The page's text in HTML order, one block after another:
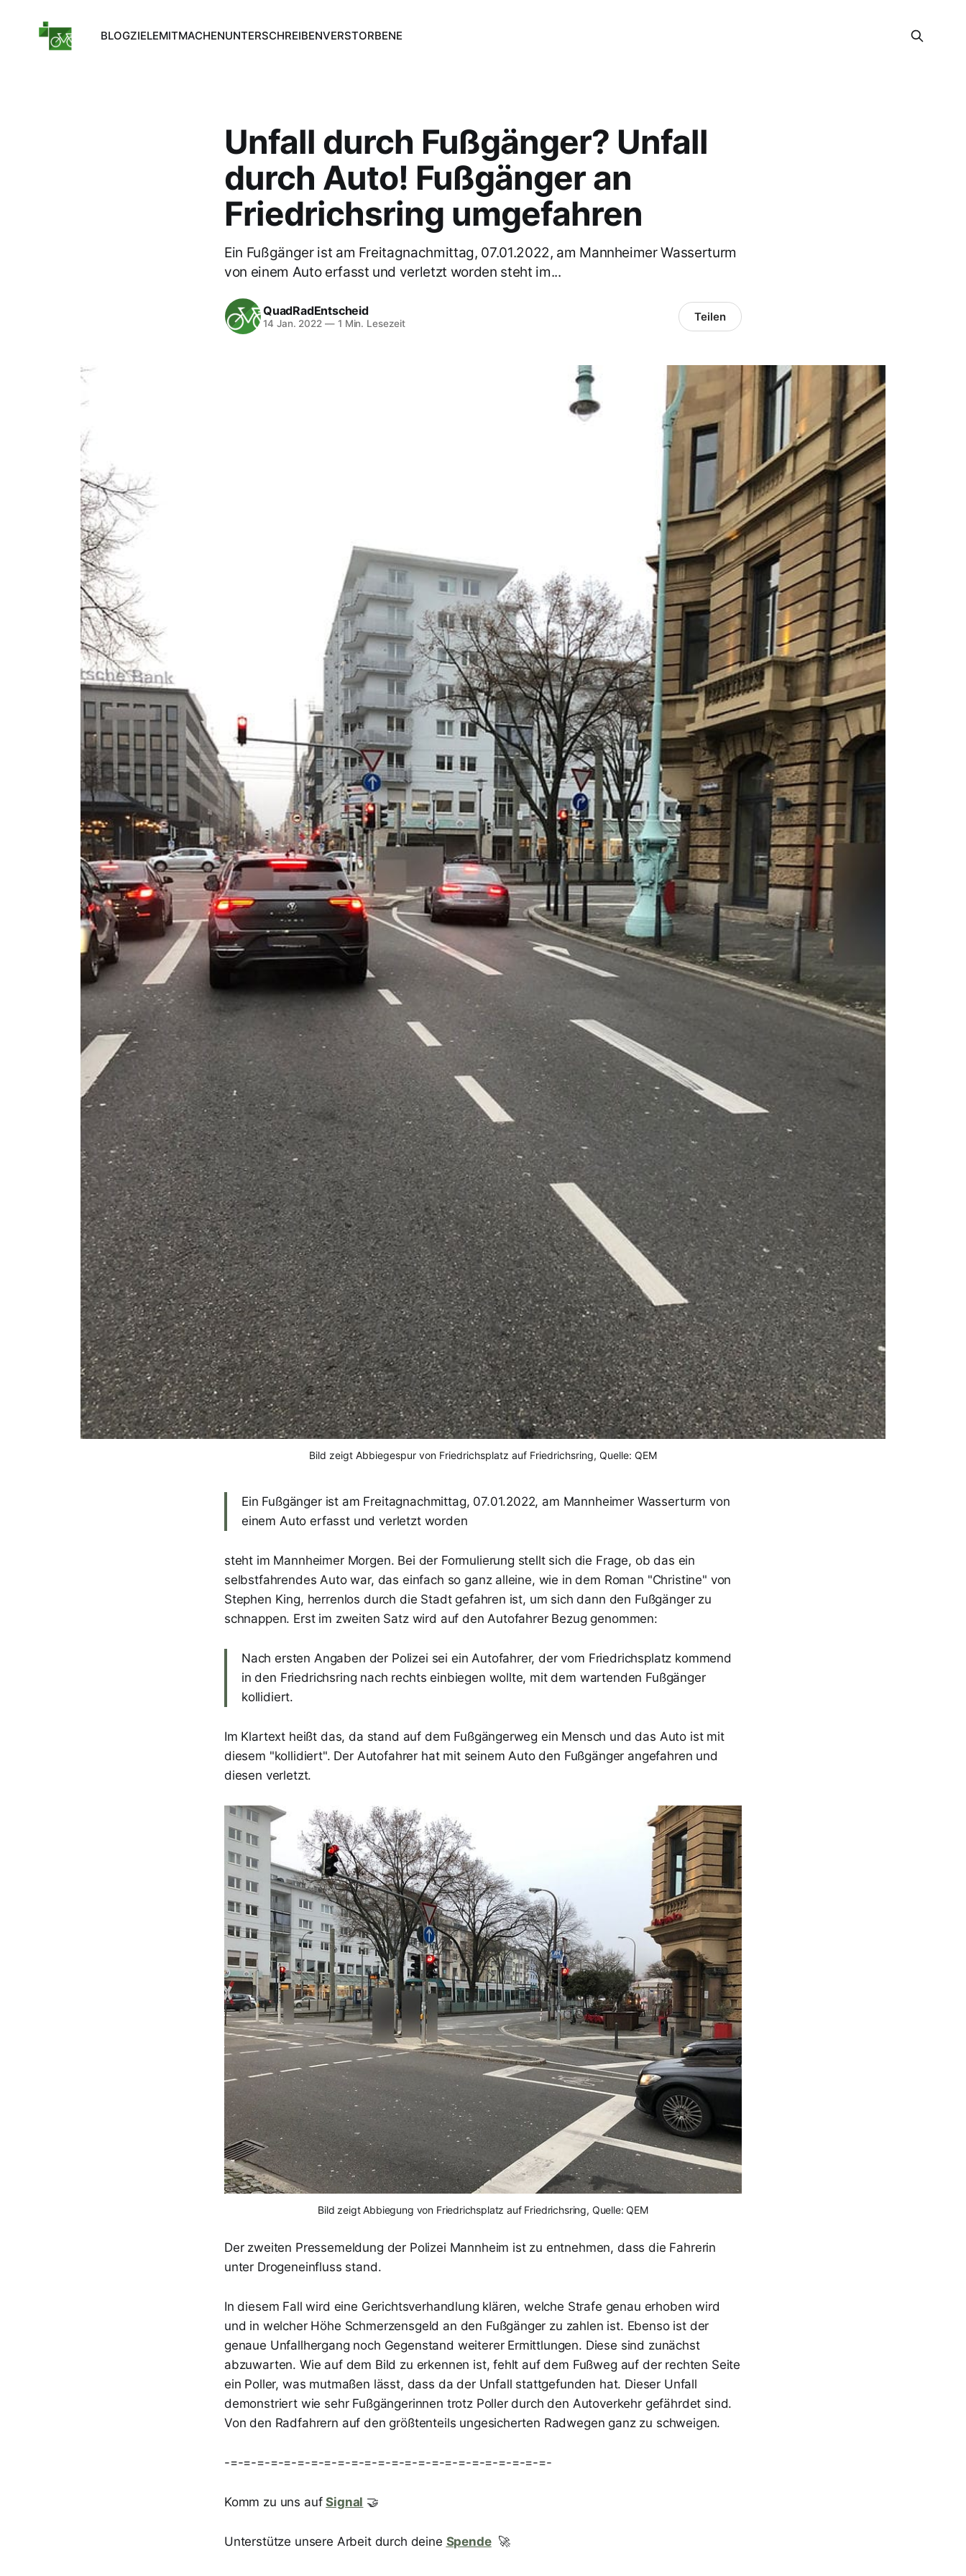
BLOGZIELEMITMACHENUNTERSCHREIBENVERSTORBENE
Unfall durch Fußgänger? Unfall
durch Auto! Fußgänger an
Friedrichsring umgefahren
Ein Fußgänger ist am Freitagnachmittag, 07.01.2022, am Mannheimer Wasserturm
von einem Auto erfasst und verletzt worden steht im...
QuadRadEntscheid
14 Jan. 2022 —1 Min. Lesezeit Teilen
Bild zeigt Abbiegespur von Friedrichsplatz auf Friedrichsring, Quelle: QEM
Ein Fußgänger ist am Freitagnachmittag, 07.01.2022, am Mannheimer Wasserturm von
einem Auto erfasst und verletzt worden
steht im Mannheimer Morgen. Bei der Formulierung stellt sich die Frage, ob das ein
selbstfahrendes Auto war, das einfach so ganz alleine, wie in dem Roman "Christine" von
Stephen King, herrenlos durch die Stadt gefahren ist, um sich dann den Fußgänger zu
schnappen. Erst im zweiten Satz wird auf den Autofahrer Bezug genommen:
Nach ersten Angaben der Polizei sei ein Autofahrer, der vom Friedrichsplatz kommend
in den Friedrichsring nach rechts einbiegen wollte, mit dem wartenden Fußgänger
kollidiert.
Im Klartext heißt das, da stand auf dem Fußgängerweg ein Mensch und das Auto ist mit
diesem "kollidiert". Der Autofahrer hat mit seinem Auto den Fußgänger angefahren und
diesen verletzt.
Bild zeigt Abbiegung von Friedrichsplatz auf Friedrichsring, Quelle: QEM
Der zweiten Pressemeldung der Polizei Mannheim ist zu entnehmen, dass die Fahrerin
unter Drogeneinfluss stand.
In diesem Fall wird eine Gerichtsverhandlung klären, welche Strafe genau erhoben wird
und in welcher Höhe Schmerzensgeld an den Fußgänger zu zahlen ist. Ebenso ist der
genaue Unfallhergang noch Gegenstand weiterer Ermittlungen. Diese sind zunächst
abzuwarten. Wie auf dem Bild zu erkennen ist, fehlt auf dem Fußweg auf der rechten Seite
ein Poller, was mutmaßen lässt, dass da der Unfall stattgefunden hat. Dieser Unfall
demonstriert wie sehr Fußgängerinnen trotz Poller durch den Autoverkehr gefährdet sind.
Von den Radfahrern auf den größtenteils ungesicherten Radwegen ganz zu schweigen.
-=-=-=-=-=-=-=-=-=-=-=-=-=-=-=-=-=-=-=-=-=-=-=-=-
Komm zu uns aufSignal 🤝
Unterstütze unsere Arbeit durch deine Spende🚀